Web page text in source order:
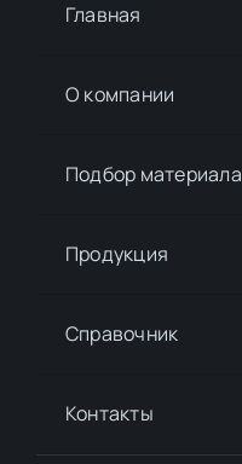
Главная
О компании
Подбор материалa
Продукция
Справочник
Контакты